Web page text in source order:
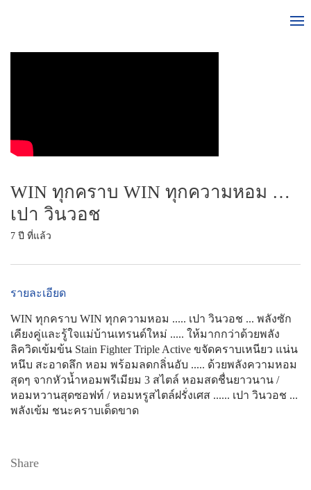
WIN ทุกคราบ WIN ทุกความหอม …
เปา วินวอช
7 ปี ที่แล้ว
รายละเอียด
WIN ทุกคราบ WIN ทุกความหอม ..... เปา วินวอช ... พลังซัก
เคียงคู่และรู้ใจแม่บ้านเทรนด์ใหม่ ..... ให้มากกว่าด้วยพลัง
ลิควิดเข้มข้น Stain Fighter Triple Active ขจัดคราบเหนียว แน่น
หนึบ สะอาดลึก หอม พร้อมลดกลิ่นอับ ..... ด้วยพลังความหอม
สุดๆ จากหัวน้ำหอมพรีเมียม 3 สไตล์ หอมสดชื่นยาวนาน /
หอมหวานสุดซอฟท์ / หอมหรูสไตล์ฝรั่งเศส ...... เปา วินวอช ...
พลังเข้ม ชนะคราบเด็ดขาด
Share